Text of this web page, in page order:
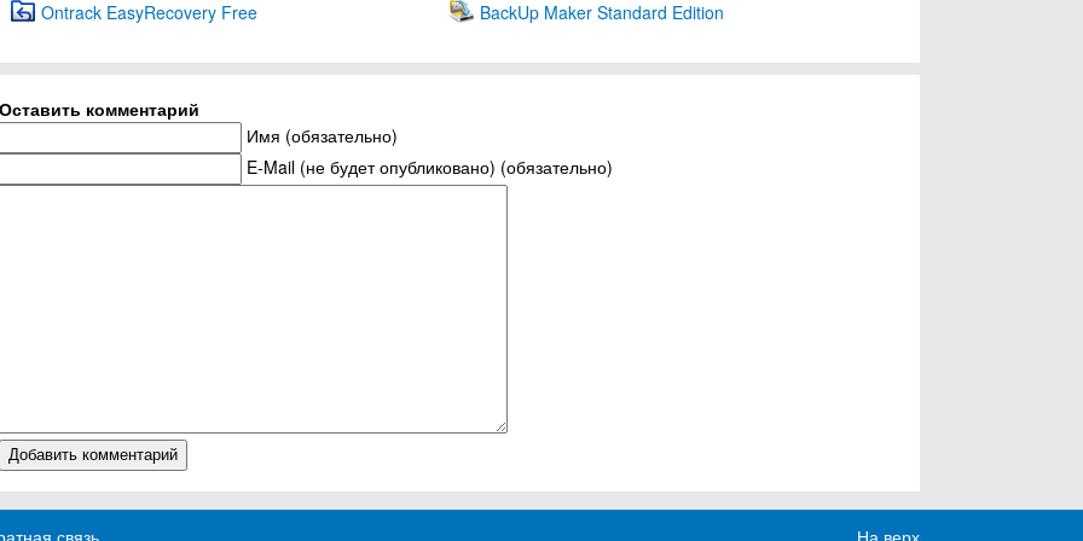
Ontrack EasyRecovery Free
BackUp Maker Standard Edition
Оставить комментарий
Имя (обязательно)
E-Mail (не будет опубликовано) (обязательно)
связь На верх